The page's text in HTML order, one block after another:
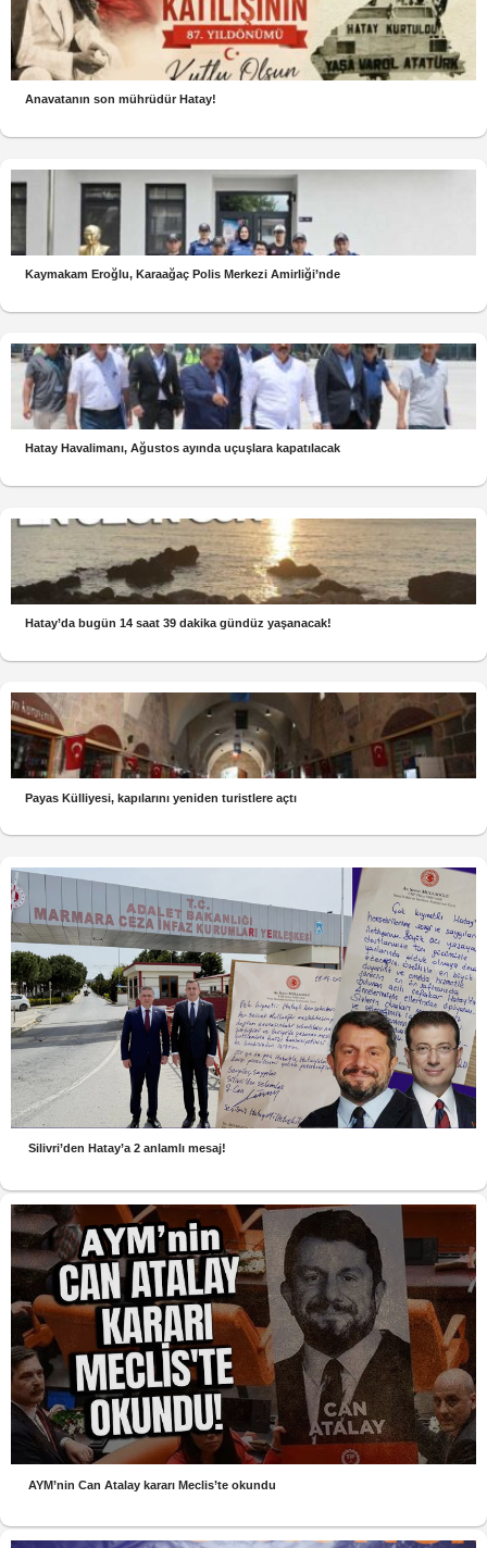
Anavatanın son mührüdür Hatay!
Kaymakam Eroğlu, Karaağaç Polis Merkezi Amirliği’nde
Hatay Havalimanı, Ağustos ayında uçuşlara kapatılacak
Hatay’da bugün 14 saat 39 dakika gündüz yaşanacak!
Payas Külliyesi, kapılarını yeniden turistlere açtı
Silivri’den Hatay’a 2 anlamlı mesaj!
AYM’nin Can Atalay kararı Meclis’te okundu